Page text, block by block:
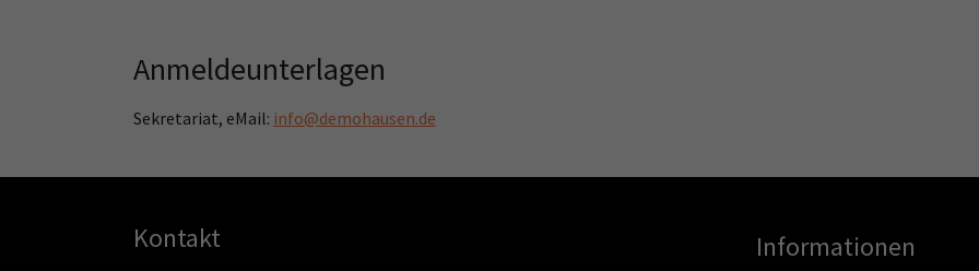
Anmeldeunterlagen
Sekretariat, eMail: info@demohausen.de
Kontakt Informationen